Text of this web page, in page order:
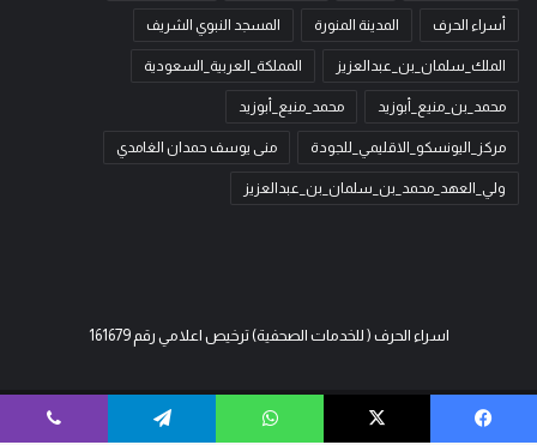
أسراء الحرف المدينة المنورة المسجد النبوي الشريف
الملك_سلمان_بن_عبدالعزيز المملكة_العربية_السعودية
محمد_بن_منيع_أبوزيد محمد_منيع_أبوزيد
مركز_اليونسكو_الاقليمي_للجودة منى يوسف حمدان الغامدي
ولي_العهد_محمد_بن_سلمان_بن_عبدالعزيز
اسراء الحرف ( للخدمات الصحفية) ترخيص اعلامي رقم 161679
© حقوق النشر 2026، جميع الحقوق محفوظة | لـ اسراء الحرف